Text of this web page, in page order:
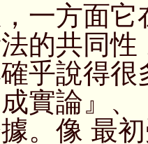
方面它
的共同
乎說得
實論』
。像 最